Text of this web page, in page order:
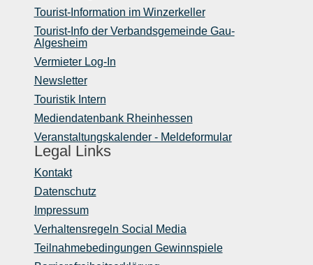
Tourist-Information im Winzerkeller
Tourist-Info der Verbandsgemeinde Gau-
Algesheim
Vermieter Log-In
Newsletter
Touristik Intern
Mediendatenbank Rheinhessen
Veranstaltungskalender - Meldeformular
Legal Links
Kontakt
Datenschutz
Impressum
Verhaltensregeln Social Media
Teilnahmebedingungen Gewinnspiele